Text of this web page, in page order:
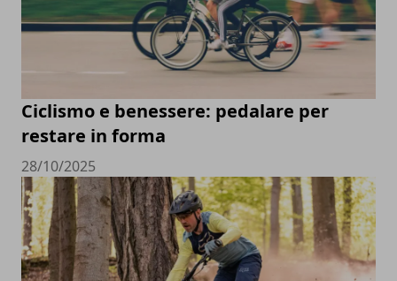
Ciclismo e benessere: pedalare per
restare in forma
28/10/2025